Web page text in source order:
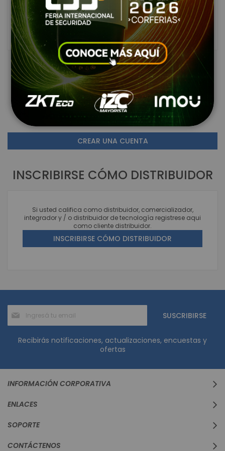
ENTRAR
¿Olvidaste tu contraseña?
NUEVO USUARIO DE PÁGINA
Crear una cuenta tiene beneficios como: comparar
productos, ver listas de deseos e ingresar al Portal de
clientes. Registrarse en este Link no implica su registro
como distribuidor autorizado.
CREAR UNA CUENTA
INSCRIBIRSE CÓMO DISTRIBUIDOR
Si usted califica como distribuidor, comercializador,
integrador y / o distribuidor de tecnología registrese aqui
como cliente distribuidor.
INSCRIBIRSE CÓMO DISTRIBUIDOR
al
boletín
informativo:
SUSCRIBIRSE
Recibirás notificaciones, actualizaciones, encuestas y
ofertas
INFORMACIÓN CORPORATIVA
ENLACES
SOPORTE
CONTÁCTENOS